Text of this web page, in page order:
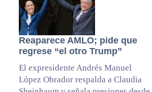
Reaparece AMLO; pide que
regrese “el otro Trump”
El expresidente Andrés Manuel
López Obrador respalda a Claudia